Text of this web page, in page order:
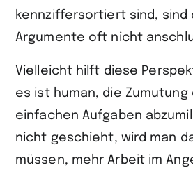
kennziffersortiert sind, sind
Argumente oft nicht
Vielleicht hilft diese
es ist human, die Zumutung
einfachen Aufgaben
nicht geschieht, wird man
müssen, mehr Arbeit im